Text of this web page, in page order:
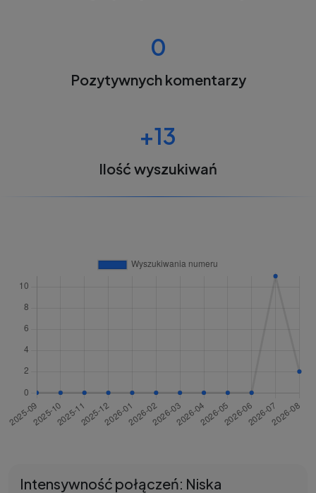
0
Pozytywnych komentarzy
+13
Ilość wyszukiwań
Intensywność połączeń: Niska